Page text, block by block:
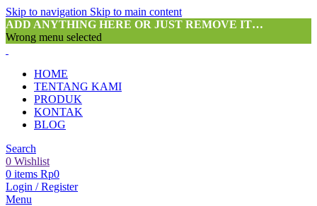
Skip to navigation Skip to main content
ADD ANYTHING HERE OR JUST REMOVE IT…
Wrong menu selected
HOME
TENTANG KAMI
PRODUK
KONTAK
BLOG
Search
0 Wishlist
0 items Rp0
Login / Register
Menu